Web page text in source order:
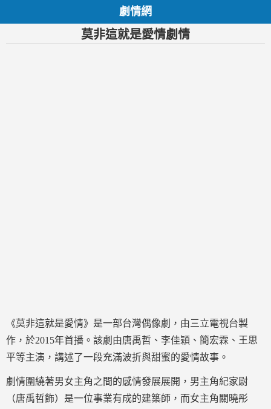
劇情網
莫非這就是愛情劇情
《莫非這就是愛情》是一部台灣偶像劇，由三立電視台製
作，於2015年首播。該劇由唐禹哲、李佳穎、簡宏霖、王思
平等主演，講述了一段充滿波折與甜蜜的愛情故事。
劇情圍繞著男女主角之間的感情發展展開，男主角紀家尉
（唐禹哲飾）是一位事業有成的建築師，而女主角關曉彤